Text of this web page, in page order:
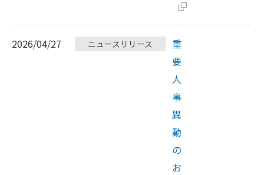
2026/04/27 ニュースリリース
重
要
人
事
異
動
の
お